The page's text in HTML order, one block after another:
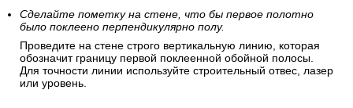
Сделайте пометку на стене, что бы первое полотно
было поклеено перпендикулярно полу.
Проведите на стене строго вертикальную линию, которая
обозначит границу первой поклеенной обойной полосы.
Для точности линии используйте строительный отвес, лазер
или уровень.